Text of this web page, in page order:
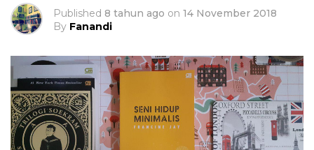
Published 8 tahun ago on 14 November 2018
By Fanandi